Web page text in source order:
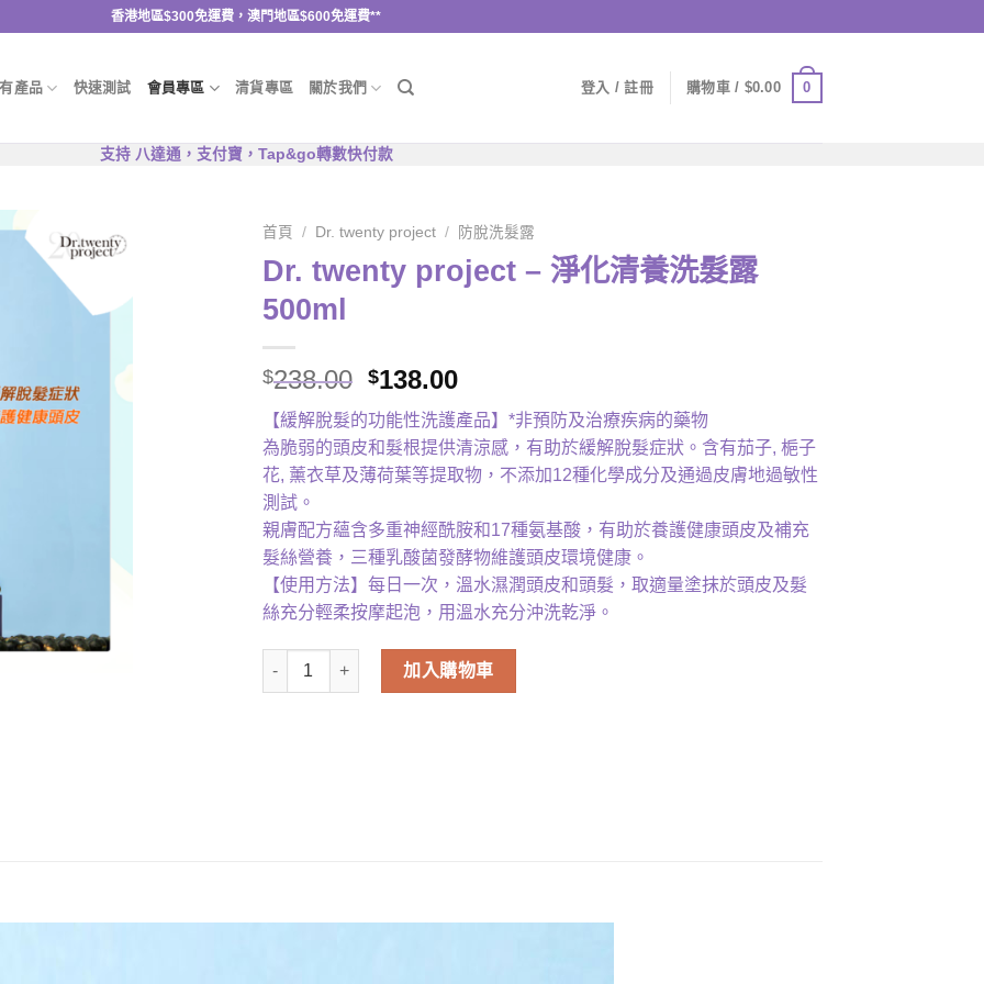
香港地區$300免運費，澳門地區$600免運費**
產品 快速測試 會員專區 清貨專區 關於我們 登入 / 註冊 購物車 / $0.00 0
支持 八達通，支付寶，Tap&go轉數快付款
首頁 / Dr. twenty project / 防脫洗髮露
Dr. twenty project – 淨化清養洗髮露
500ml
$238.00 Original
price
was:
$238.00.
$138.00Current
price
is:
$138.00.
【緩解脫髮的功能性洗護產品】*非預防及治療疾病的藥物
為脆弱的頭皮和髮根提供清涼感，有助於緩解脫髮症狀。含有茄子, 梔子
花, 薰衣草及薄荷葉等提取物，不添加12種化學成分及通過皮膚地過敏性
測試。
親膚配方蘊含多重神經酰胺和17種氨基酸，有助於養護健康頭皮及補充
髮絲營養，三種乳酸菌發酵物維護頭皮環境健康。
【使用方法】每日一次，溫水濕潤頭皮和頭髮，取適量塗抹於頭皮及髮
絲充分輕柔按摩起泡，用溫水充分沖洗乾淨。
Dr. twenty project - 淨化清養洗髮露 500ml 數量
加入購物車